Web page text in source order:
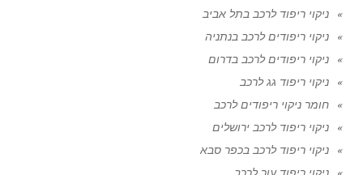
ניקוי ריפוד לרכב בתל אביב
ניקוי ריפודים לרכב בנתניה
ניקוי ריפודים לרכב בדרום
ניקוי ריפוד גג לרכב
חומר ניקוי ריפודים לרכב
ניקוי ריפוד לרכב ירושלים
ניקוי ריפוד לרכב בכפר סבא